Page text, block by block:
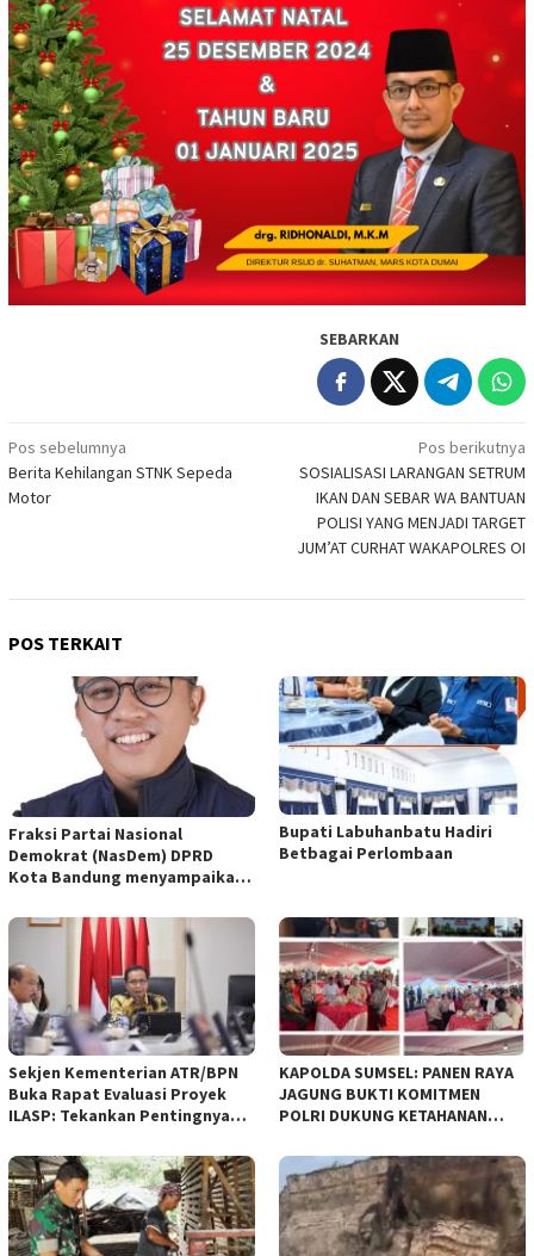
SEBARKAN
Navigasi
pos
Pos sebelumnya
Berita Kehilangan STNK Sepeda
Motor
Pos berikutnya
SOSIALISASI LARANGAN SETRUM
IKAN DAN SEBAR WA BANTUAN
POLISI YANG MENJADI TARGET
JUM’AT CURHAT WAKAPOLRES OI
POS TERKAIT
Fraksi Partai Nasional
Demokrat (NasDem) DPRD
Kota Bandung menyampaikan
empat Rancangan Peraturan
Daerah (Raperda) yang
diajukan Pemerintah Kota
Bandung
Bupati Labuhanbatu Hadiri
Betbagai Perlombaan
Sekjen Kementerian ATR/BPN
Buka Rapat Evaluasi Proyek
ILASP: Tekankan Pentingnya
Anggaran
KAPOLDA SUMSEL: PANEN RAYA
JAGUNG BUKTI KOMITMEN
POLRI DUKUNG KETAHANAN